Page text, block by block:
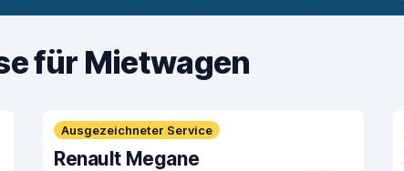
für Mietwagen
Ausgezeichneter Service
Renault Megane